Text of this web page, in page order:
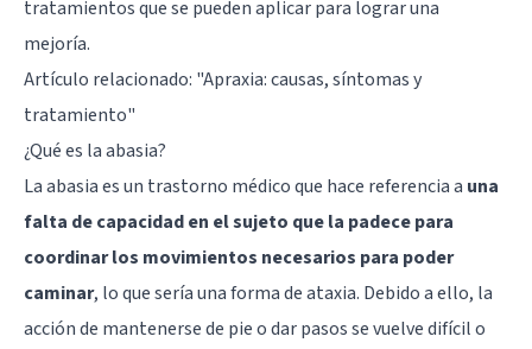
tratamientos que se pueden aplicar para lograr una
mejoría.
Artículo relacionado: "Apraxia: causas, síntomas y
tratamiento"
¿Qué es la abasia?
La abasia es un trastorno médico que hace referencia a una
falta de capacidad en el sujeto que la padece para
coordinar los movimientos necesarios para poder
caminar, lo que sería una forma de ataxia. Debido a ello, la
acción de mantenerse de pie o dar pasos se vuelve difícil o